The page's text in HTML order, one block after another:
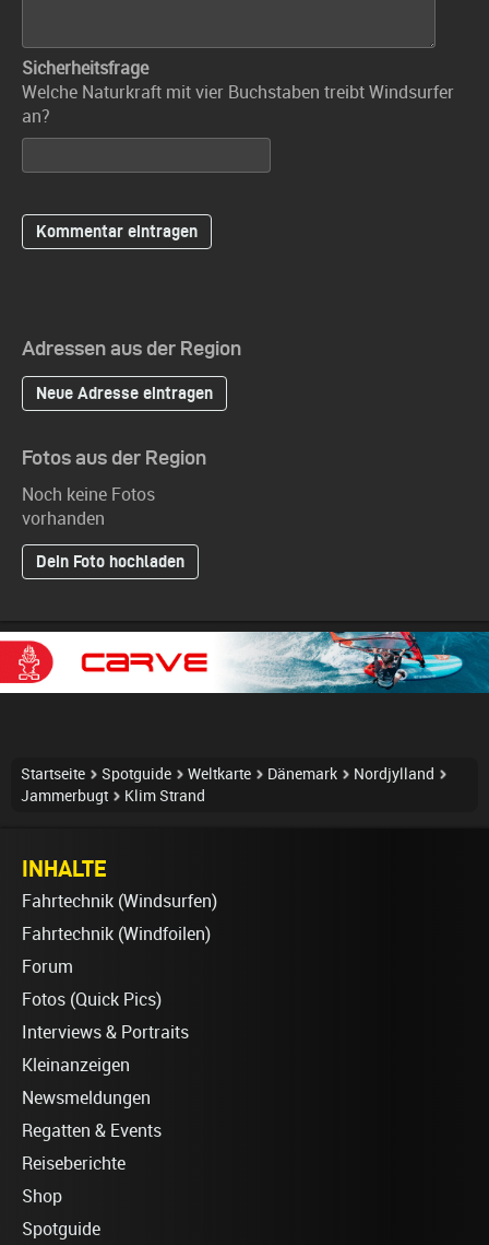
Sicherheitsfrage
Welche Naturkraft mit vier Buchstaben treibt Windsurfer
an?
Adressen aus der Region
Neue Adresse eintragen
Fotos aus der Region
Noch keine Fotos
vorhanden
Dein Foto hochladen
Startseite Spotguide Weltkarte Dänemark
Nordjylland
Jammerbugt
Klim Strand
INHALTE
Fahrtechnik (Windsurfen)
Fahrtechnik (Windfoilen)
Forum
Fotos (Quick Pics)
Interviews & Portraits
Kleinanzeigen
Newsmeldungen
Regatten & Events
Reiseberichte
Shop
Spotguide